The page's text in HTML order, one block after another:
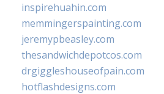
inspirehuahin.com
memmingerspainting.com
jeremypbeasley.com
thesandwichdepotcos.com
drgiggleshouseofpain.com
hotflashdesigns.com